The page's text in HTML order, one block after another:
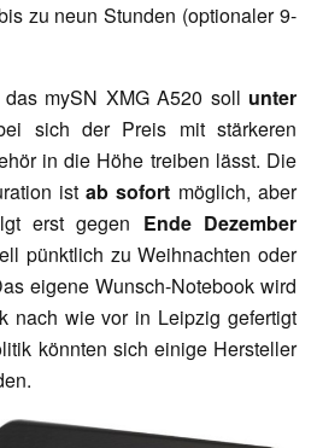
zu neun Stunden (optionaler 9-
das mySN XMG A520 soll unter
sich der Preis mit stärkeren
in die Höhe treiben lässt. Die
istab sofort möglich, aber
erst gegen Ende Dezember
pünktlich zu Weihnachten oder
eigene Wunsch-Notebook wird
nach wie vor in Leipzig gefertigt
könnten sich einige Hersteller